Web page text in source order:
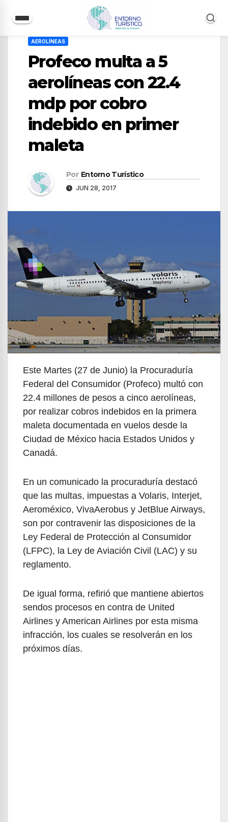
contenido
AEROLÍNEAS
Profeco multa a 5
aerolíneas con 22.4
mdp por cobro
indebido en primer
maleta
Por Entorno Turístico
JUN 28, 2017
Este Martes (27 de Junio) la Procuraduría
Federal del Consumidor (Profeco) multó con
22.4 millones de pesos a cinco aerolíneas,
por realizar cobros indebidos en la primera
maleta documentada en vuelos desde la
Ciudad de México hacia Estados Unidos y
Canadá.
En un comunicado la procuraduría destacó
que las multas, impuestas a Volaris, Interjet,
Aeroméxico, VivaAerobus y JetBlue Airways,
son por contravenir las disposiciones de la
Ley Federal de Protección al Consumidor
(LFPC), la Ley de Aviación Civil (LAC) y su
reglamento.
De igual forma, refirió que mantiene abiertos
sendos procesos en contra de United
Airlines y American Airlines por esta misma
infracción, los cuales se resolverán en los
próximos días.